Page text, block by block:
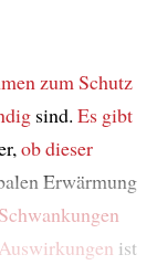
zum Schutz
sind. Es gibt
ob dieser
Erwärmung
ist